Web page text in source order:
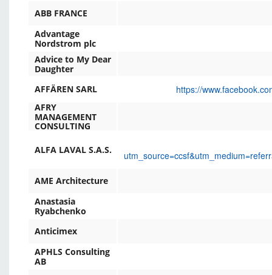
ABB FRANCE
Advantage
Nordstrom plc
Advice to My Dear
Daughter
AFFÄREN SARL
https://
AFRY
MANAGEMENT
CONSULTING
ALFA LAVAL S.A.S.
AME Architecture
Anastasia
Ryabchenko
Anticimex
APHLS Consulting
AB